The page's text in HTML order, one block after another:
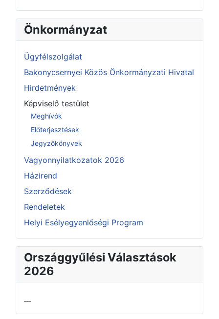
Önkormányzat
Ügyfélszolgálat
Bakonycsernyei Közös Önkormányzati Hivatal
Hirdetmények
Képviselő testület
Meghívók
Előterjesztések
Jegyzőkönyvek
Vagyonnyilatkozatok 2026
Házirend
Szerződések
Rendeletek
Helyi Esélyegyenlőségi Program
Országgyűlési Választások
2026